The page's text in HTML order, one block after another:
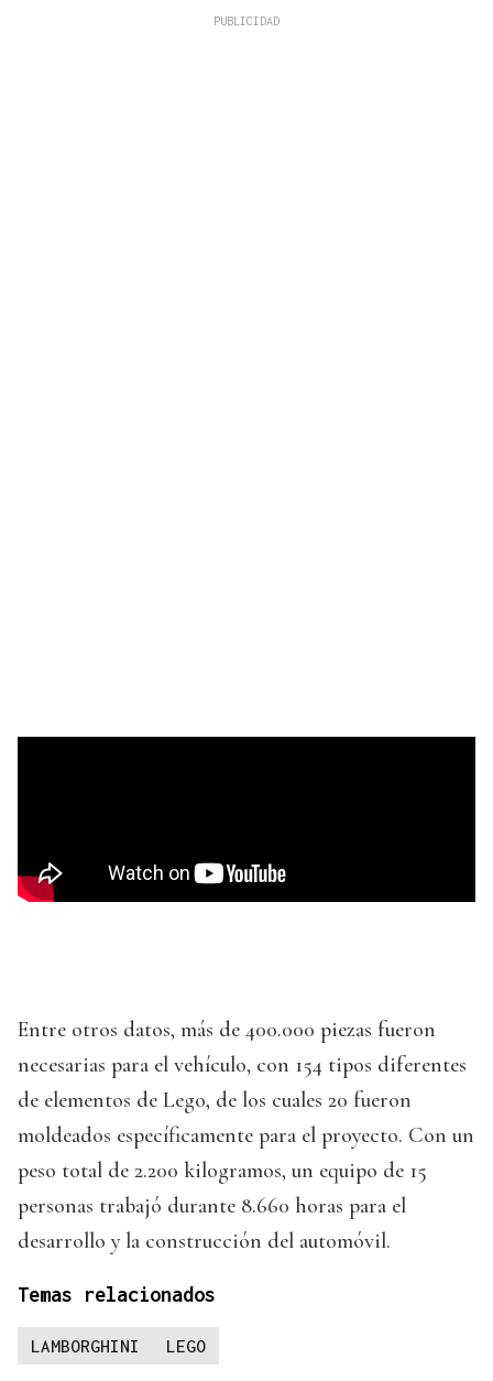
Entre otros datos, más de 400.000 piezas fueron
necesarias para el vehículo, con 154 tipos diferentes
de elementos de Lego, de los cuales 20 fueron
moldeados específicamente para el proyecto. Con un
peso total de 2.200 kilogramos, un equipo de 15
personas trabajó durante 8.660 horas para el
desarrollo y la construcción del automóvil.
Temas relacionados
LAMBORGHINI LEGO